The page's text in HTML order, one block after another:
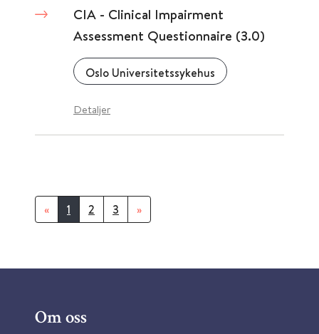
CIA - Clinical Impairment
Assessment Questionnaire (3.0)
Oslo Universitetssykehus
Detaljer
« 1 2 3 »
Om oss